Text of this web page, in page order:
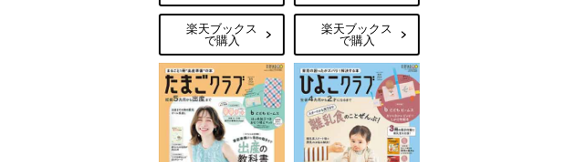
楽天ブックス
で購入
楽天ブックス
で購入